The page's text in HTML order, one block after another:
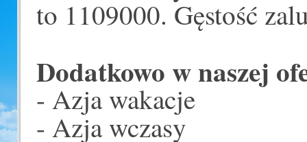
to 1109000. Gęstość
Dodatkowo w naszej
- Azja wakacje
- Azja wczasy